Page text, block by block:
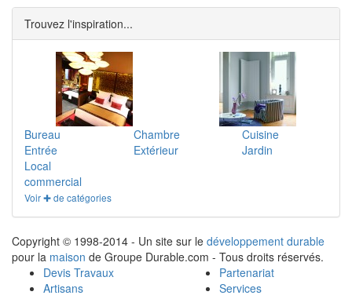
Trouvez l'inspiration...
Bureau Chambre
Cuisine
Entrée
Extérieur
Jardin
Local
commercial
Voir ✚ de catégories
Copyright © 1998-2014 - Un site sur le développement durable
pour la maison de Groupe Durable.com - Tous droits réservés.
Devis Travaux
Artisans
Partenariat
Services